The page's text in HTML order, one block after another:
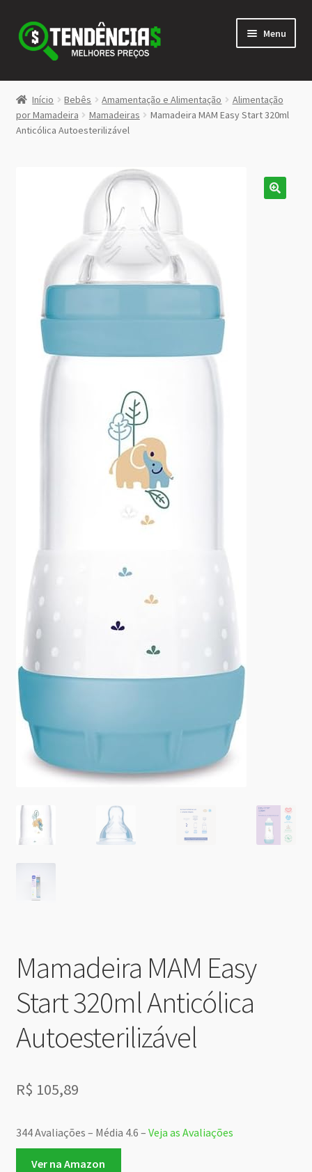
Pular
para
navegação
Pular
para
conteúdo
Menu
LOJA
<>
Início Bebês Amamentação e Alimentação
Alimentação
por Mamadeira
Mamadeiras
Mamadeira MAM Easy Start 320ml
Anticólica Autoesterilizável
Mamadeira MAM Easy
Start 320ml Anticólica
Autoesterilizável
R$ 105,89
344 Avaliações – Média 4.6 – Veja as Avaliações
Ver na Amazon